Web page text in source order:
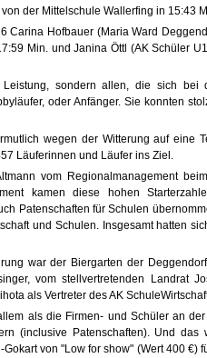
der Mittelschule Wallerfing in 15:43
Carina Hofbauer (Maria Ward
Min. und Janina Öttl (AK Schüler
sondern allen, die sich bei
oder Anfänger. Sie konnten
wegen der Witterung auf eine
Läuferinnen und Läufer ins Ziel.
vom Regionalmanagement
kamen diese hohen
Patenschaften für Schulen
und Schulen. Insgesamt hatten
war der Biergarten der
vom stellvertretenden Landrat
als Vertreter des AK
als die Firmen- und Schüler an
(inclusive Patenschaften). Und das
von "Low for show" (Wert 400 €)